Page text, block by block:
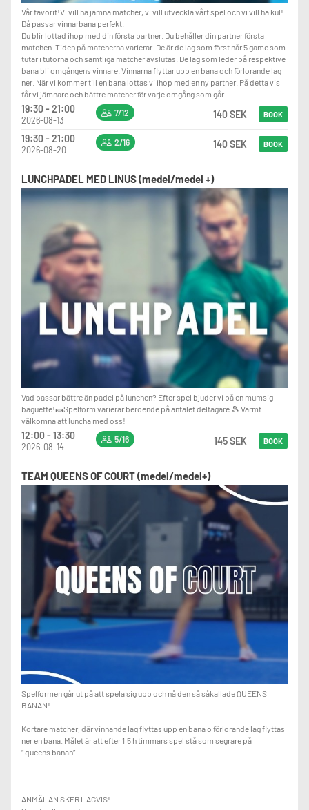
Vår favorit!Vi vill ha jämna matcher, vi vill utveckla vårt spel och vi vill ha kul!
Då passar vinnarbana perfekt.
Du blir lottad ihop med din första partner. Du behåller din partner första
matchen. Tiden på matcherna varierar. De är de lag som först når 5 game som
tutar i tutorna och samtliga matcher avslutas. De lag som leder på respektive
bana bli omgångens vinnare. Vinnarna flyttar upp en bana och förlorande lag
ner. När vi kommer till en bana lottas vi ihop med en ny partner. På detta vis
får vi jämnare och bättre matcher för varje omgång som går.
19:30 - 21:00
2026-08-13
7/12 140 SEK BOOK
19:30 - 21:00
2026-08-20
2/16 140 SEK BOOK
LUNCHPADEL MED LINUS (medel/medel +)
Vad passar bättre än padel på lunchen? Efter spel bjuder vi på en mumsig
baguette!🌯Spelform varierar beroende på antalet deltagare 🎾 Varmt
välkomna att luncha med oss!
12:00 - 13:30
2026-08-14
5/16 145 SEK BOOK
TEAM QUEENS OF COURT (medel/medel+)
Spelformen går ut på att spela sig upp och nå den så såkallade QUEENS
BANAN!
Kortare matcher, där vinnande lag flyttas upp en bana o förlorande lag flyttas
ner en bana. Målet är att efter 1,5 h timmars spel stå som segrare på
” queens banan”
ANMÄLAN SKER LAGVIS!